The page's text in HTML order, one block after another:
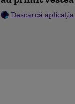
Descarcă